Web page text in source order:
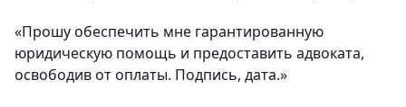
«Прошу обеспечить мне гарантированную
юридическую помощь и предоставить адвоката,
освободив от оплаты. Подпись, дата.»